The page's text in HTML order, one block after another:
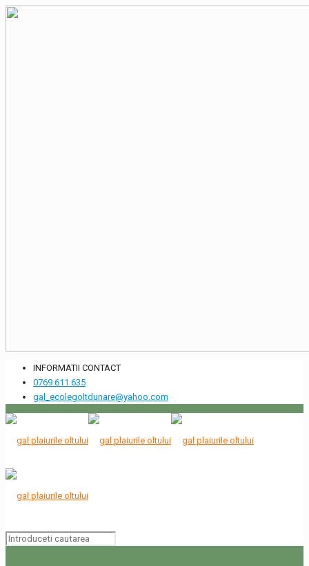
INFORMATII CONTACT
0769 611 635
gal_ecolegoltdunare@yahoo.com